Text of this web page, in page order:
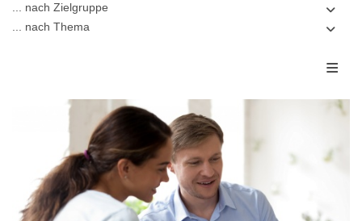
... nach Zielgruppe
... nach Thema